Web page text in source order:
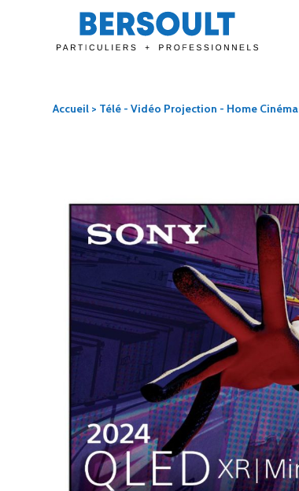
Accueil > Télé - Vidéo Projection - Home Cinéma